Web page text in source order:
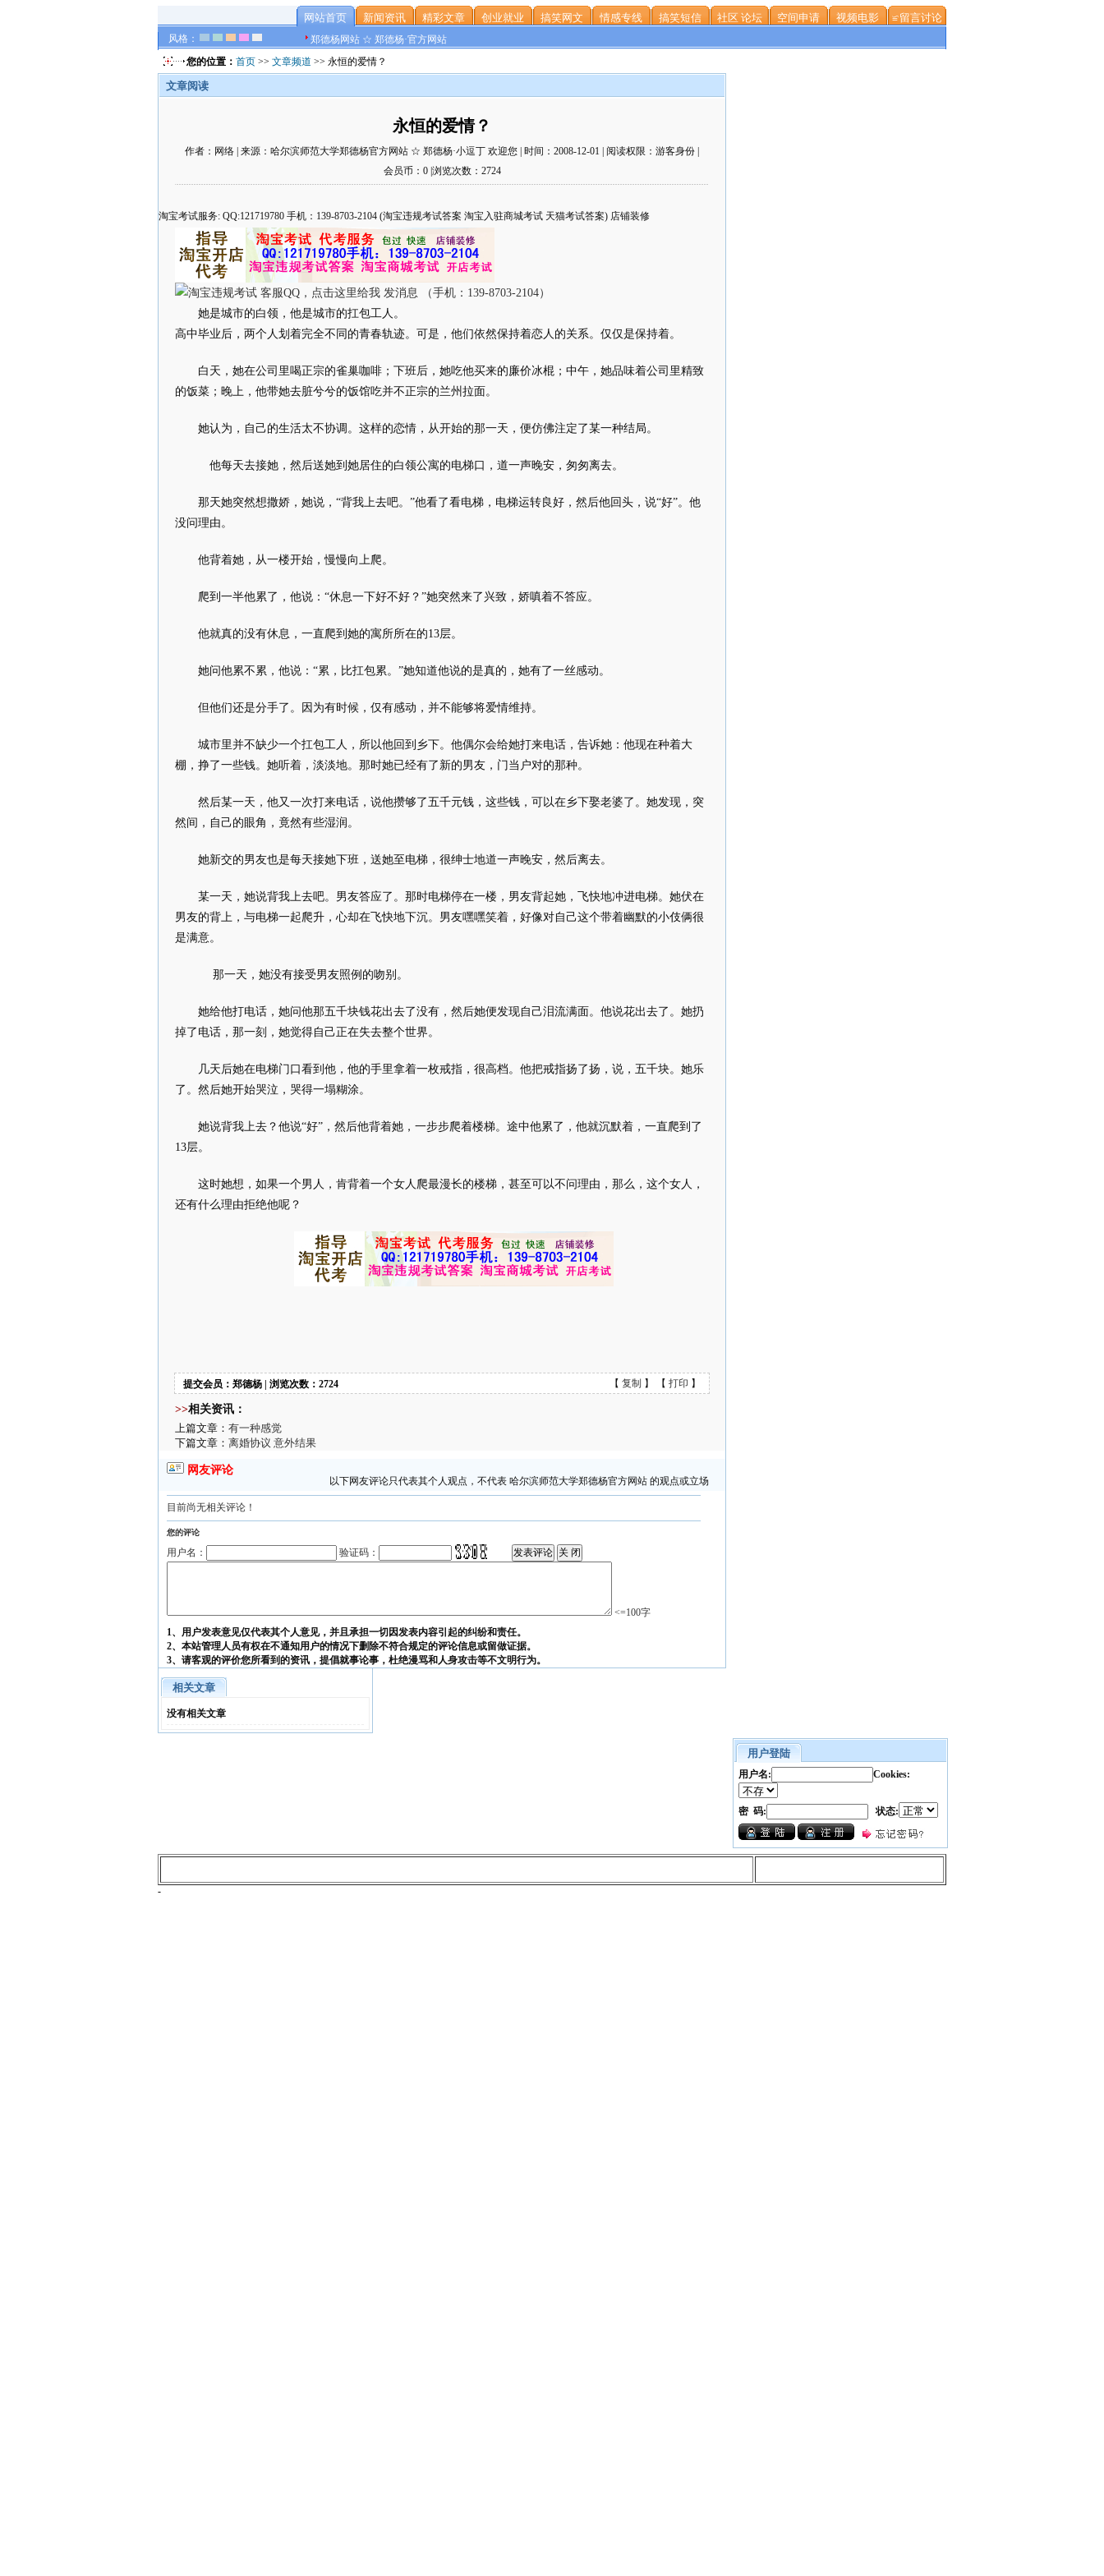
风格：
网站首页 新闻资讯 精彩文章 创业就业 搞笑网文 情感专线 搞笑短信 社区 论坛 空间申请 视频电影 ≌留言讨论
郑德杨网站 ☆ 郑德杨·官方网站
您的位置： 首页 >> 文章频道 >> 永恒的爱情？
文章阅读
永恒的爱情？
作者：网络 | 来源：哈尔滨师范大学郑德杨官方网站 ☆ 郑德杨·小逗丁 欢迎您 | 时间：2008-12-01 | 阅读权限：游客身份 |
会员币：0 |浏览次数：2724
淘宝考试服务: QQ:121719780 手机：139-8703-2104 (淘宝违规考试答案 淘宝入驻商城考试 天猫考试答案) 店铺装修
她是城市的白领，他是城市的扛包工人。
高中毕业后，两个人划着完全不同的青春轨迹。可是，他们依然保持着恋人的关系。仅仅是保持着。
白天，她在公司里喝正宗的雀巢咖啡；下班后，她吃他买来的廉价冰棍；中午，她品味着公司里精致
的饭菜；晚上，他带她去脏兮兮的饭馆吃并不正宗的兰州拉面。
她认为，自己的生活太不协调。这样的恋情，从开始的那一天，便仿佛注定了某一种结局。
他每天去接她，然后送她到她居住的白领公寓的电梯口，道一声晚安，匆匆离去。
那天她突然想撒娇，她说，“背我上去吧。”他看了看电梯，电梯运转良好，然后他回头，说“好”。他
没问理由。
他背着她，从一楼开始，慢慢向上爬。
爬到一半他累了，他说：“休息一下好不好？”她突然来了兴致，娇嗔着不答应。
他就真的没有休息，一直爬到她的寓所所在的13层。
她问他累不累，他说：“累，比扛包累。”她知道他说的是真的，她有了一丝感动。
但他们还是分手了。因为有时候，仅有感动，并不能够将爱情维持。
城市里并不缺少一个扛包工人，所以他回到乡下。他偶尔会给她打来电话，告诉她：他现在种着大
棚，挣了一些钱。她听着，淡淡地。那时她已经有了新的男友，门当户对的那种。
然后某一天，他又一次打来电话，说他攒够了五千元钱，这些钱，可以在乡下娶老婆了。她发现，突
然间，自己的眼角，竟然有些湿润。
她新交的男友也是每天接她下班，送她至电梯，很绅士地道一声晚安，然后离去。
某一天，她说背我上去吧。男友答应了。那时电梯停在一楼，男友背起她，飞快地冲进电梯。她伏在
男友的背上，与电梯一起爬升，心却在飞快地下沉。男友嘿嘿笑着，好像对自己这个带着幽默的小伎俩很
是满意。
那一天，她没有接受男友照例的吻别。
她给他打电话，她问他那五千块钱花出去了没有，然后她便发现自己泪流满面。他说花出去了。她扔
掉了电话，那一刻，她觉得自己正在失去整个世界。
几天后她在电梯门口看到他，他的手里拿着一枚戒指，很高档。他把戒指扬了扬，说，五千块。她乐
了。然后她开始哭泣，哭得一塌糊涂。
她说背我上去？他说“好”，然后他背着她，一步步爬着楼梯。途中他累了，他就沉默着，一直爬到了
13层。
这时她想，如果一个男人，肯背着一个女人爬最漫长的楼梯，甚至可以不问理由，那么，这个女人，
还有什么理由拒绝他呢？
提交会员：郑德杨 | 浏览次数：2724 【 复制 】 【 打印 】
>>相关资讯：
上篇文章： 有一种感觉
下篇文章： 离婚协议 意外结果
网友评论
以下网友评论只代表其个人观点，不代表 哈尔滨师范大学郑德杨官方网站 的观点或立场
目前尚无相关评论！
您的评论
用户名： 验证码：
<=100字
1、用户发表意见仅代表其个人意见，并且承担一切因发表内容引起的纠纷和责任。
2、本站管理人员有权在不通知用户的情况下删除不符合规定的评论信息或留做证据。
3、请客观的评价您所看到的资讯，提倡就事论事，杜绝漫骂和人身攻击等不文明行为。
相关文章
没有相关文章
用户登陆
用户名: Cookies:
密 码: 状态:
-